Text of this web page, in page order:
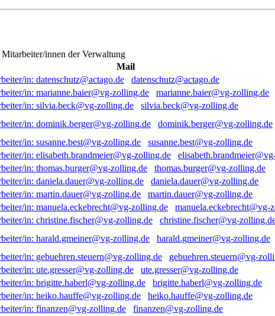
innen der Verwaltung
Mail
datenschutz@actago.de
marianne.baier@vg-zolling.de
silvia.beck@vg-zolling.de
dominik.berger@vg-zolling.de
susanne.best@vg-zolling.de
thomas.burger@vg-zolling.de
daniela.dauer@vg-zolling.de
martin.dauer@vg-zolling.de
manuela.eckebrecht@vg-
christine.fischer@vg-
harald.gmeiner@vg-zolling.de
gebuehren.steuern@vg-
ute.gresser@vg-zolling.de
brigitte.haberl@vg-zolling.de
heiko.hauffe@vg-zolling.de
finanzen@vg-zolling.de